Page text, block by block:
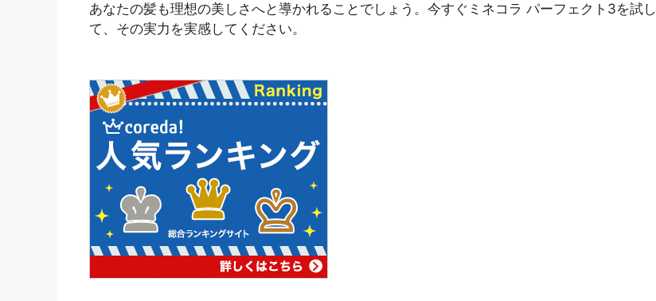
あなたの髪も理想の美しさへと導かれることでしょう。今すぐミネコラ パーフェクト3を試し
て、その実力を実感してください。